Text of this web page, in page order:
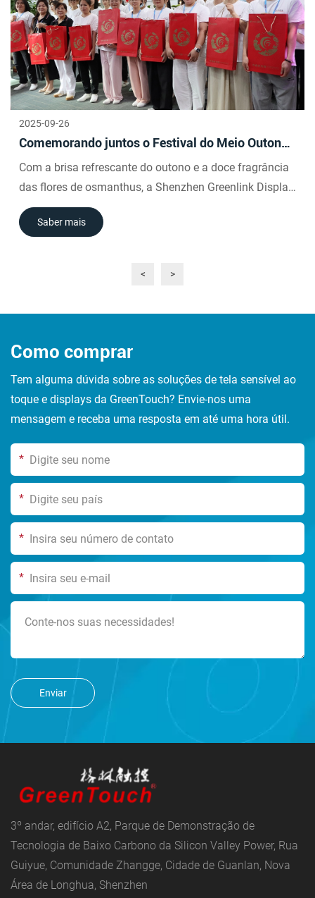
2025-09-26
Comemorando juntos o Festival do Meio Outono
e o Dia Nacional.
Com a brisa refrescante do outono e a doce fragrância
das flores de osmanthus, a Shenzhen Greenlink Display
Technology Co., Ltd. presenteou seus funcionários com
lembranças do Festival do Meio Outono, à medida que
Saber mais
< >
Como comprar
Tem alguma dúvida sobre as soluções de tela sensível ao
toque e displays da GreenTouch? Envie-nos uma
mensagem e receba uma resposta em até uma hora útil.
*
*
*
*
Enviar
3º andar, edifício A2, Parque de Demonstração de
Tecnologia de Baixo Carbono da Silicon Valley Power, Rua
Guiyue, Comunidade Zhangge, Cidade de Guanlan, Nova
Área de Longhua, Shenzhen